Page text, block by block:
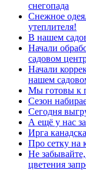
снегопада
Снежное
утеплителя!
В нашем
Начали
садовом
Начали
нашем
Мы готовы к
Сезон
Сегодня
А ещё у нас
Ирга
Про сетку на
Не
цветения